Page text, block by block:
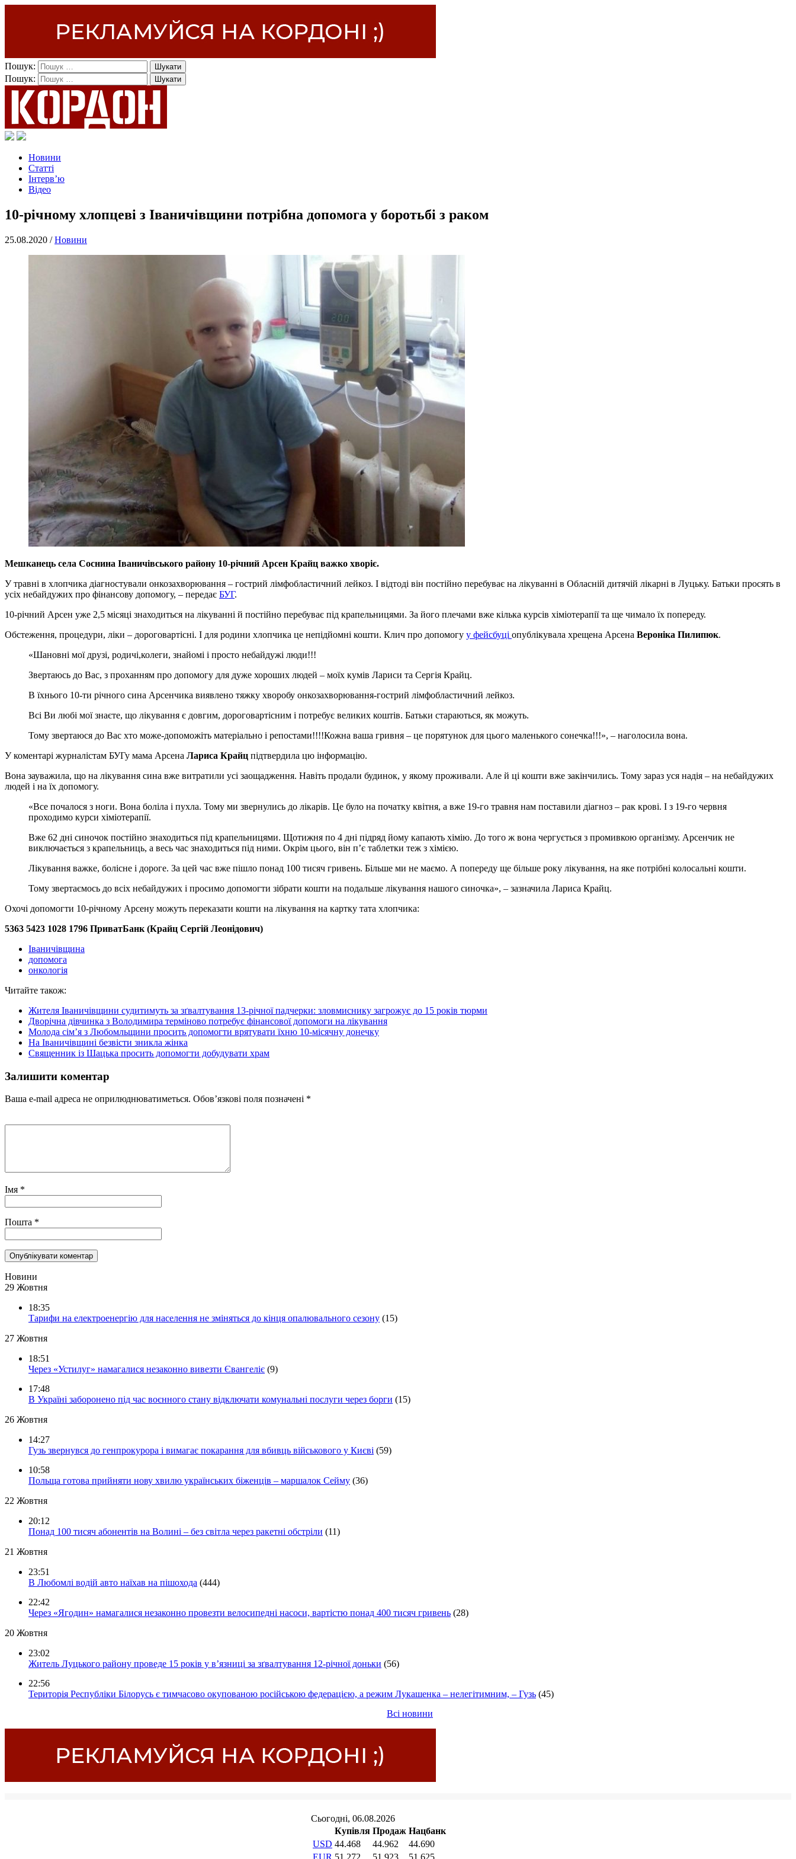
Пошук:
Пошук:
Новини
Статті
Інтерв’ю
Відео
10-річному хлопцеві з Іваничівщини потрібна допомога у боротьбі з раком
25.08.2020 /Новини
Мешканець села Соснина Іваничівського району 10-річний Арсен Крайц важко хворіє.
У травні в хлопчика діагностували онкозахворювання – гострий лімфобластичний лейкоз. І відтоді він постійно перебуває на лікуванні в Обласній дитячій лікарні в Луцьку. Батьки просять в
усіх небайдужих про фінансову допомогу, – передає БУГ.
10-річний Арсен уже 2,5 місяці знаходиться на лікуванні й постійно перебуває під крапельницями. За його плечами вже кілька курсів хіміотерапії та ще чимало їх попереду.
Обстеження, процедури, ліки – дороговартісні. І для родини хлопчика це непідйомні кошти. Клич про допомогу у фейсбуці опублікувала хрещена Арсена Вероніка Пилипюк.
«Шановні мої друзі, родичі,колеги, знайомі і просто небайдужі люди!!!
Звертаюсь до Вас, з проханням про допомогу для дуже хороших людей – моїх кумів Лариси та Сергія Крайц.
В їхнього 10-ти річного сина Арсенчика виявлено тяжку хворобу онкозахворювання-гострий лімфобластичний лейкоз.
Всі Ви любі мої знаєте, що лікування є довгим, дороговартісним і потребує великих коштів. Батьки стараються, як можуть.
Тому звертаюся до Вас хто може-допоможіть матеріально і репостами!!!!Кожна ваша гривня – це порятунок для цього маленького сонечка!!!», – наголосила вона.
У коментарі журналістам БУГу мама Арсена Лариса Крайц підтвердила цю інформацію.
Вона зауважила, що на лікування сина вже витратили усі заощадження. Навіть продали будинок, у якому проживали. Але й ці кошти вже закінчились. Тому зараз уся надія – на небайдужих
людей і на їх допомогу.
«Все почалося з ноги. Вона боліла і пухла. Тому ми звернулись до лікарів. Це було на початку квітня, а вже 19-го травня нам поставили діагноз – рак крові. І з 19-го червня
проходимо курси хіміотерапії.
Вже 62 дні синочок постійно знаходиться під крапельницями. Щотижня по 4 дні підряд йому капають хімію. До того ж вона чергується з промивкою організму. Арсенчик не
виключається з крапельниць, а весь час знаходиться під ними. Окрім цього, він п’є таблетки теж з хімією.
Лікування важке, болісне і дороге. За цей час вже пішло понад 100 тисяч гривень. Більше ми не маємо. А попереду ще більше року лікування, на яке потрібні колосальні кошти.
Тому звертаємось до всіх небайдужих і просимо допомогти зібрати кошти на подальше лікування нашого синочка», – зазначила Лариса Крайц.
Охочі допомогти 10-річному Арсену можуть переказати кошти на лікування на картку тата хлопчика:
5363 5423 1028 1796 ПриватБанк (Крайц Сергій Леонідович)
Іваничівщина
допомога
онкологія
Читайте також:
Жителя Іваничівщини судитимуть за зґвалтування 13-річної падчерки: зловмиснику загрожує до 15 років тюрми
Дворічна дівчинка з Володимира терміново потребує фінансової допомоги на лікування
Молода сім’я з Любомльщини просить допомогти врятувати їхню 10-місячну донечку
На Іваничівщині безвісти зникла жінка
Священник із Шацька просить допомогти добудувати храм
Залишити коментар
Ваша e-mail адреса не оприлюднюватиметься. Обов’язкові поля позначені *
Імя *
Пошта *
Новини
29 Жовтня
18:35
Тарифи на електроенергію для населення не зміняться до кінця опалювального сезону (15)
27 Жовтня
18:51
Через «Устилуг» намагалися незаконно вивезти Євангеліє (9)
17:48
В Україні заборонено під час воєнного стану відключати комунальні послуги через борги (15)
26 Жовтня
14:27
Гузь звернувся до генпрокурора і вимагає покарання для вбивць військового у Києві (59)
10:58
Польща готова прийняти нову хвилю українських біженців – маршалок Сейму (36)
22 Жовтня
20:12
Понад 100 тисяч абонентів на Волині – без світла через ракетні обстріли (11)
21 Жовтня
23:51
В Любомлі водій авто наїхав на пішохода (444)
22:42
Через «Ягодин» намагалися незаконно провезти велосипедні насоси, вартістю понад 400 тисяч гривень (28)
20 Жовтня
23:02
Житель Луцького району проведе 15 років у в’язниці за зґвалтування 12-річної доньки (56)
22:56
Територія Республіки Білорусь є тимчасово окупованою російською федерацією, а режим Лукашенка – нелегітимним, – Гузь (45)
Всі новини